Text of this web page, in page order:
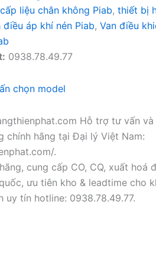
liệu chân không Piab, thiết bị
điều áp khí nén Piab, Van điều
0938.78.49.77
chọn model
Hỗ trợ tư vấn
chính hãng tại Đại lý Việt Nam:
.
cung cấp CO, CQ, xuất hoá
ưu tiên kho & leadtime cho
uy tín hotline: 0938.78.49.77.